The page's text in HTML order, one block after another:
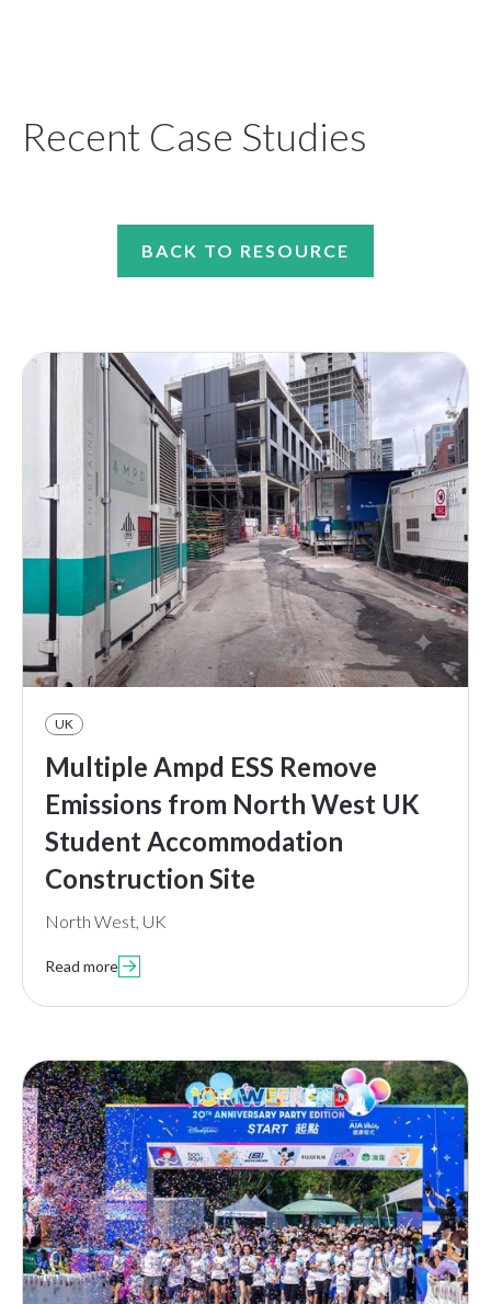
Recent Case Studies
BACK TO RESOURCE
UK
Multiple Ampd ESS Remove
Emissions from North West UK
Student Accommodation
Construction Site
North West, UK
Read more 